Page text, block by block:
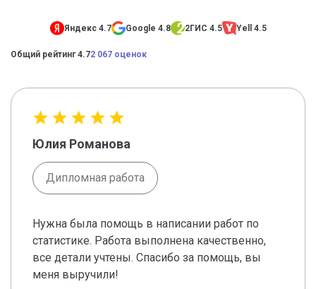
Яндекс 4.7 Google 4.8 2ГИС 4.5 Yell 4.5
Общий рейтинг 4.72 067 оценок
Юлия Романова
Дипломная работа
Нужна была помощь в написании работ по
статистике. Работа выполнена качественно,
все детали учтены. Спасибо за помощь, вы
меня выручили!